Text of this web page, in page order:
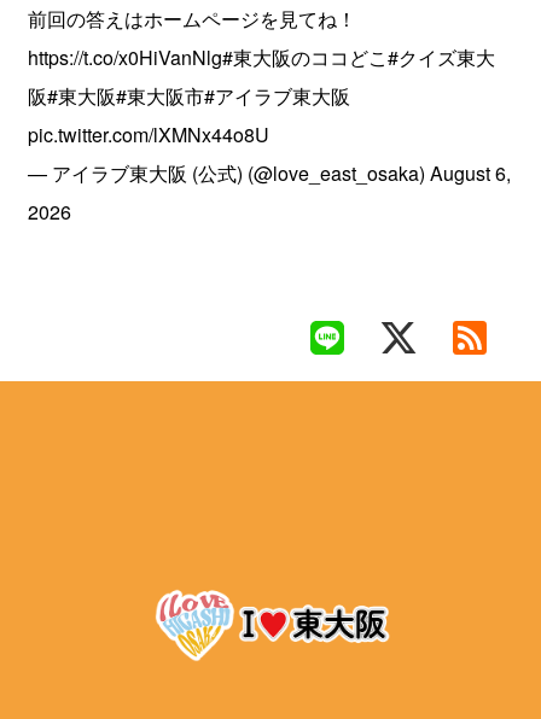
前回の答えはホームページを見てね！
https://t.co/x0HiVanNlg#東大阪のココどこ#クイズ東大
阪#東大阪#東大阪市#アイラブ東大阪
pic.twitter.com/lXMNx44o8U
— アイラブ東大阪 (公式) (@love_east_osaka)August 6,
2026